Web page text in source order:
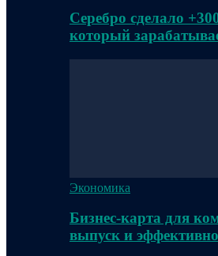
Серебро сделало
который
Экономика
Бизнес-карта для
выпуск и